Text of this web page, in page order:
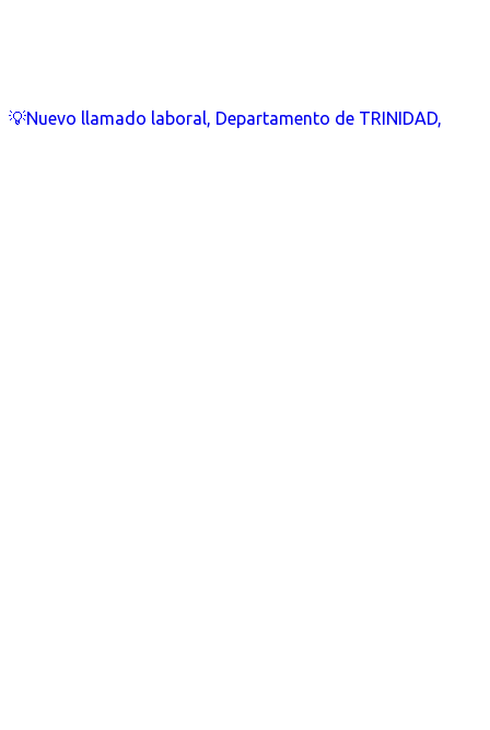
💡Nuevo llamado laboral, Departamento de TRINIDAD,